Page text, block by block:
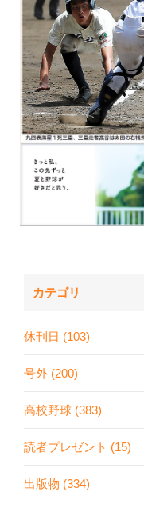
カテゴリ
休刊日 (103)
号外 (200)
高校野球 (383)
読者プレゼント (15)
出版物 (334)